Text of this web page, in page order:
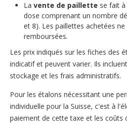
Chevaux
La vente de paillette se fait à
dose comprenant un nombre
et 8). Les paillettes achetées
remboursées.
Les prix indiqués sur les fiches des
indicatif et peuvent varier. Ils
stockage et les frais administratifs.
Pour les étalons nécessitant une
individuelle pour la Suisse, c'est à
paiement de cette taxe et les coûts